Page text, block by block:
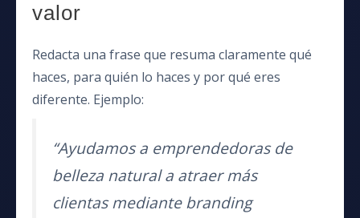
valor
Redacta una frase que resuma claramente qué
haces, para quién lo haces y por qué eres
diferente. Ejemplo:
“Ayudamos a emprendedoras de
belleza natural a atraer más
clientas mediante branding